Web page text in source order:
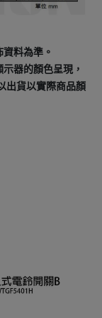
料為準。
器的顏色呈現，
出貨以實際商品顏